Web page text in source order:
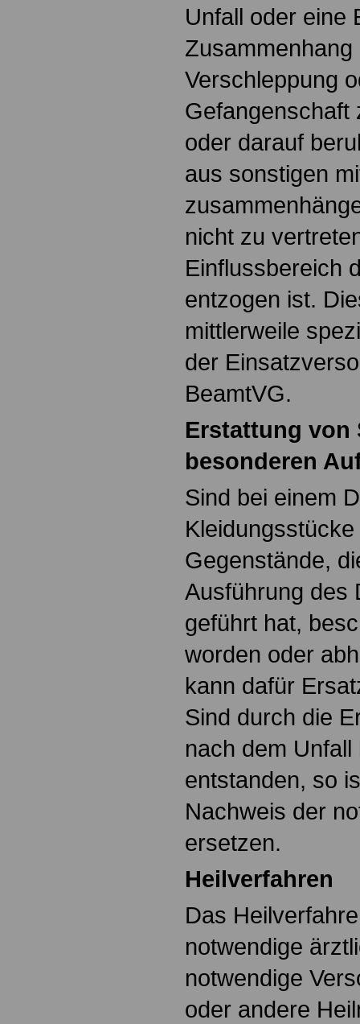
Unfall oder eine
Zusammenhang
Verschleppung
Gefangenschaft
oder darauf
aus sonstigen
nicht zu
Einflussbereich
entzogen ist.
mittlerweile
der
BeamtVG.
Erstattung von
besonderen
Sind bei einem
Gegenstände,
Ausführung des
geführt hat,
worden oder
kann dafür
Sind durch die
nach dem
entstanden, so
Nachweis der
ersetzen.
Heilverfahren
Das
notwendige
notwendige
oder andere